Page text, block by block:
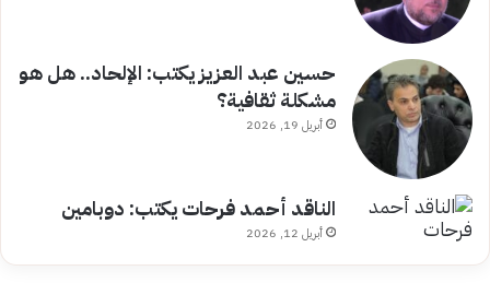
حسين عبد العزيز يكتب: الإلحاد.. هل هو
مشكلة ثقافية؟
أبريل 19, 2026
الناقد أحمد فرحات يكتب: دوبامين
أبريل 12, 2026